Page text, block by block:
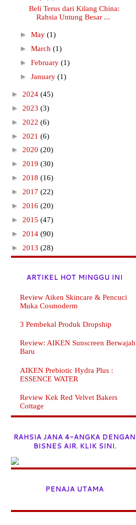
Beli Terus dari Kilang China:
Rahsia Untung Besar ...
►May(1)
►March(1)
►February(1)
►January(1)
► 2024 (45)
► 2023 (3)
► 2022 (6)
► 2021 (6)
► 2020 (20)
► 2019 (30)
► 2018 (16)
► 2017 (22)
► 2016 (20)
► 2015 (47)
► 2014 (90)
► 2013 (28)
ARTIKEL HOT MINGGU INI
Review Aiken Skincare & Pencuci
Muka Cosmoderm
3 Pembekal Produk Dropship
Review: AIKEN Sunscreen Berwajah
Baru
AIKEN Prebiotic Hydra Plus :
ESSENCE WATER
Review Kek Red Velvet Bakers
Cottage
RAHSIA JANA 4-ANGKA DENGAN
BISNES AIR. KLIK SINI.
PENAJA UTAMA